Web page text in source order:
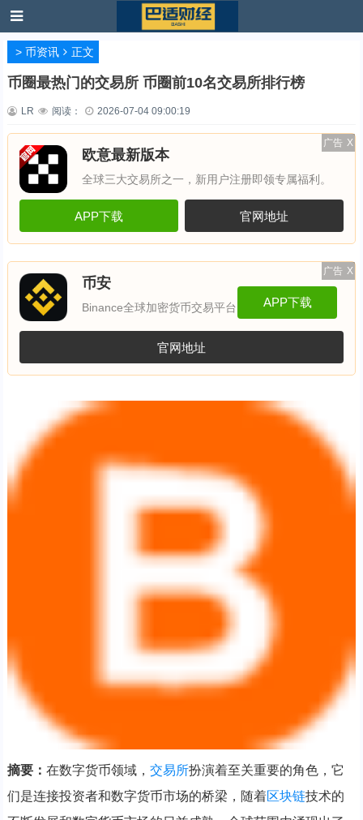
> 币资讯 正文
币圈最热门的交易所 币圈前10名交易所排行榜
LR 阅读： 2026-07-04 09:00:19
广告 X
欧意最新版本
全球三大交易所之一，新用户注册即领专属福利。
APP下载 官网地址
广告 X
币安
Binance全球加密货币交易平台 APP下载
官网地址
摘要： 在数字货币领域， 交易所扮演着至关重要的角色，它
们是连接投资者和数字货币市场的桥梁，随着区块链技术的